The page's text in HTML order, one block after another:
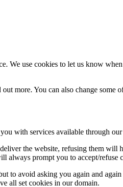
We use cookies to let us know
more. You can also change
with services available through
the website, refusing them
always prompt you to accept/refuse
to avoid asking you again and
all set cookies in our domain.